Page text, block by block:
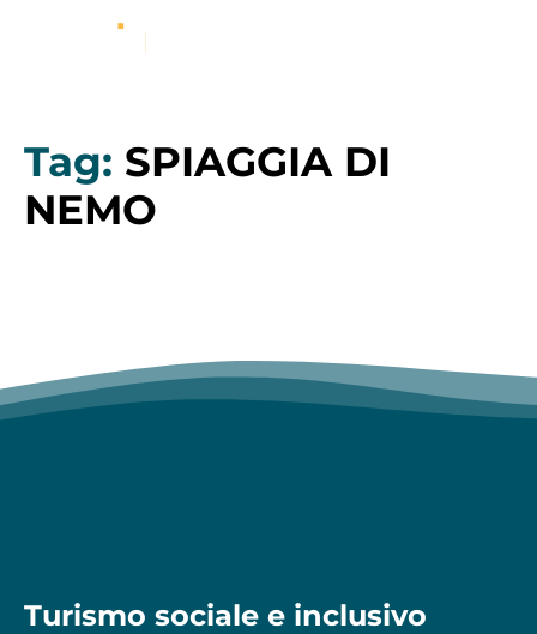
Tag: SPIAGGIA DI
NEMO
Turismo sociale e inclusivo